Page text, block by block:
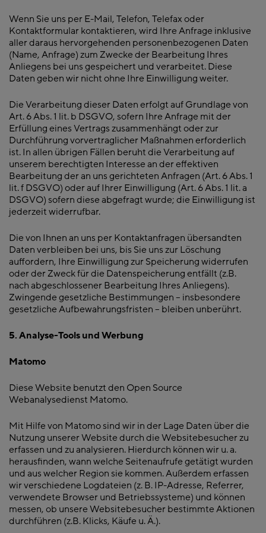
Wenn Sie uns per E-Mail, Telefon, Telefax oder
Kontaktformular kontaktieren, wird Ihre Anfrage inklusive
aller daraus hervorgehenden personenbezogenen Daten
(Name, Anfrage) zum Zwecke der Bearbeitung Ihres
Anliegens bei uns gespeichert und verarbeitet. Diese
Daten geben wir nicht ohne Ihre Einwilligung weiter.
Die Verarbeitung dieser Daten erfolgt auf Grundlage von
Art. 6 Abs. 1 lit. b DSGVO, sofern Ihre Anfrage mit der
Erfüllung eines Vertrags zusammenhängt oder zur
Durchführung vorvertraglicher Maßnahmen erforderlich
ist. In allen übrigen Fällen beruht die Verarbeitung auf
unserem berechtigten Interesse an der effektiven
Bearbeitung der an uns gerichteten Anfragen (Art. 6 Abs. 1
lit. f DSGVO) oder auf Ihrer Einwilligung (Art. 6 Abs. 1 lit. a
DSGVO) sofern diese abgefragt wurde; die Einwilligung ist
jederzeit widerrufbar.
Die von Ihnen an uns per Kontaktanfragen übersandten
Daten verbleiben bei uns, bis Sie uns zur Löschung
auffordern, Ihre Einwilligung zur Speicherung widerrufen
oder der Zweck für die Datenspeicherung entfällt (z.B.
nach abgeschlossener Bearbeitung Ihres Anliegens).
Zwingende gesetzliche Bestimmungen – insbesondere
gesetzliche Aufbewahrungsfristen – bleiben unberührt.
5. Analyse-Tools und Werbung
Matomo
Diese Website benutzt den Open Source
Webanalysedienst Matomo.
Mit Hilfe von Matomo sind wir in der Lage Daten über die
Nutzung unserer Website durch die Websitebesucher zu
erfassen und zu analysieren. Hierdurch können wir u. a.
herausfinden, wann welche Seitenaufrufe getätigt wurden
und aus welcher Region sie kommen. Außerdem erfassen
wir verschiedene Logdateien (z. B. IP-Adresse, Referrer,
verwendete Browser und Betriebssysteme) und können
messen, ob unsere Websitebesucher bestimmte Aktionen
durchführen (z.B. Klicks, Käufe u. Ä.).